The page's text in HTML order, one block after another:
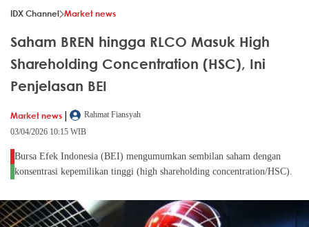
IDX Channel Market news
Saham BREN hingga RLCO Masuk High
Shareholding Concentration (HSC), Ini
Penjelasan BEI
Market news |
Rahmat Fiansyah
03/04/2026 10:15 WIB
Bursa Efek Indonesia (BEI) mengumumkan sembilan saham dengan
konsentrasi kepemilikan tinggi (high shareholding concentration/HSC).